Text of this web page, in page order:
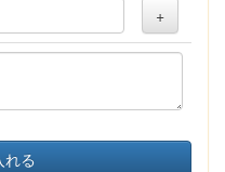
+
れる